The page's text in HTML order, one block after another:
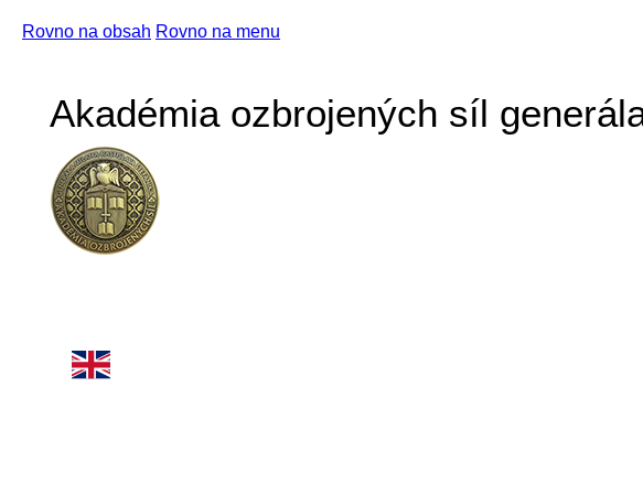
Rovno na obsah Rovno na menu
Akadémia ozbrojených síl